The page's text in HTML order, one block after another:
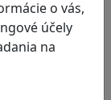
o vás,
účely
na
výber
časť